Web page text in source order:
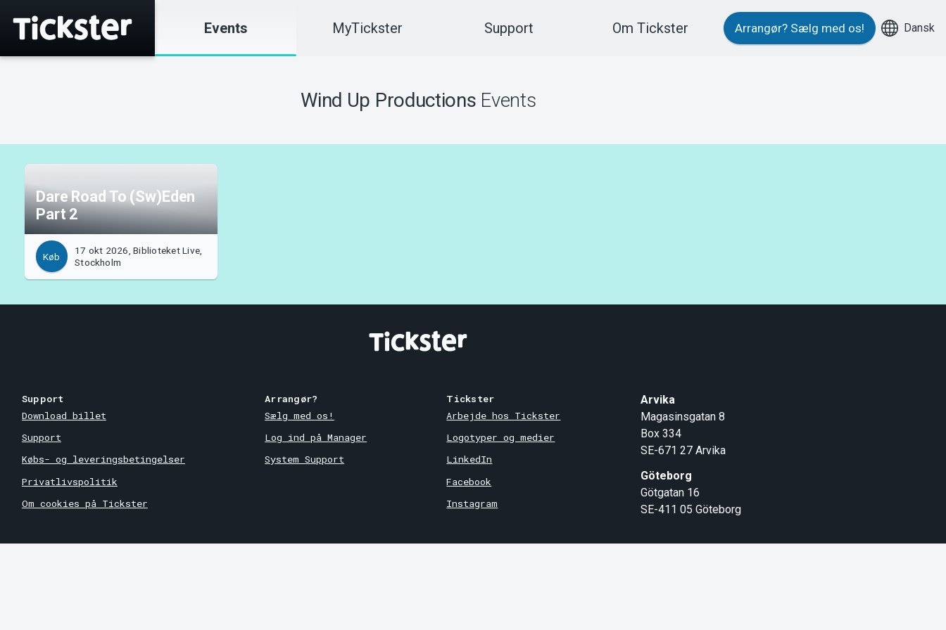
Events MyTickster Support Om Tickster Arrangør? Sælg med os! Dansk
Wind Up Productions Events
Dare Road To (Sw)Eden
Part 2
Køb
17 okt 2026, Biblioteket Live,
Stockholm
Support
Download billet
Support
Købs- og leveringsbetingelser
Privatlivspolitik
Om cookies på Tickster
Arrangør?
Sælg med os!
Log ind på Manager
System Support
Tickster
Arbejde hos Tickster
Logotyper og medier
LinkedIn
Facebook
Instagram
Arvika
Magasinsgatan 8
Box 334
SE-671 27 Arvika
Göteborg
Götgatan 16
SE-411 05 Göteborg